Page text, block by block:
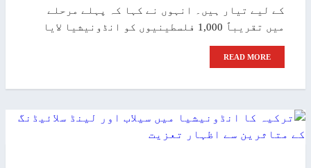
کے لیے تیار ہیں۔ انہوں نے کہا کہ پہلے مرحلے
میں تقریباً 1,000 فلسطینیوں کو انڈونیشیا لایا
READ MORE